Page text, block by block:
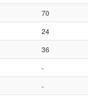
70
24
36
-
-